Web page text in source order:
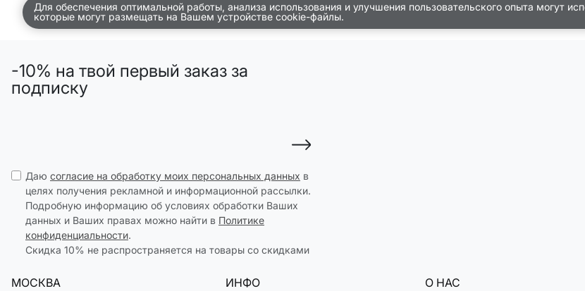
ПО КОМНАТАМ
СКОРО В ПРОДАЖЕ
РАСПРОДАЖА ДО -50%
магазины
доставка
инфо
Для обеспечения оптимальной работы, анализа использования и улучшения пользовательского опыта могут
которые могут размещать на Вашем устройстве cookie-файлы.
-10% на твой первый заказ за
подписку
Даю согласие на обработку моих персональных данных в
целях получения рекламной и информационной рассылки.
Подробную информацию об условиях обработки Ваших
данных и Ваших правах можно найти в Политике
конфиденциальности.
Скидка 10% не распространяется на товары со скидками
МОСКВА ИНФО О НАС